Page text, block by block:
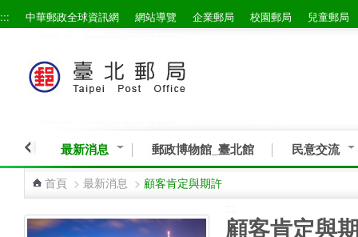
跳到主要內容區塊
::: 中華郵政全球資訊網 網站導覽 企業郵局 校園郵局 兒童郵局
最新消息 郵政博物館_臺北館 民意交流
首頁 > 最新消息 > 顧客肯定與期許
顧客肯定與